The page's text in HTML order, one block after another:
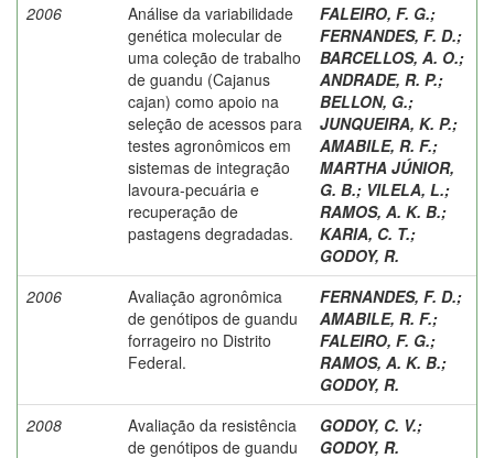
2006
Análise da variabilidade
genética molecular de
uma coleção de trabalho
de guandu (Cajanus
cajan) como apoio na
seleção de acessos para
testes agronômicos em
sistemas de integração
lavoura-pecuária e
recuperação de
pastagens degradadas.
FALEIRO, F. G.;
FERNANDES, F. D.;
BARCELLOS, A. O.;
ANDRADE, R. P.;
BELLON, G.;
JUNQUEIRA, K. P.;
AMABILE, R. F.;
MARTHA JÚNIOR,
G. B.; VILELA, L.;
RAMOS, A. K. B.;
KARIA, C. T.;
GODOY, R.
2006
Avaliação agronômica
de genótipos de guandu
forrageiro no Distrito
Federal.
FERNANDES, F. D.;
AMABILE, R. F.;
FALEIRO, F. G.;
RAMOS, A. K. B.;
GODOY, R.
2008
Avaliação da resistência
de genótipos de guandu
GODOY, C. V.;
GODOY, R.